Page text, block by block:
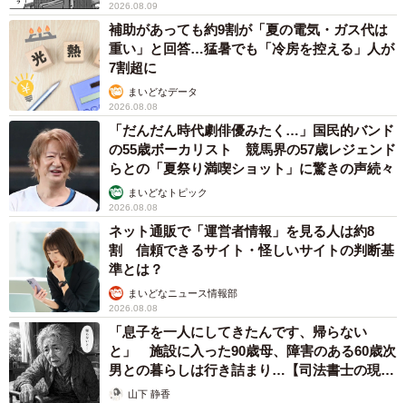
2026.08.09
補助があっても約9割が「夏の電気・ガス代は
重い」と回答…猛暑でも「冷房を控える」人が
7割超に
まいどなデータ
2026.08.08
「だんだん時代劇俳優みたく…」国民的バンド
の55歳ボーカリスト 競馬界の57歳レジェンド
らとの「夏祭り満喫ショット」に驚きの声続々
まいどなトピック
2026.08.08
ネット通販で「運営者情報」を見る人は約8
割 信頼できるサイト・怪しいサイトの判断基
準とは？
まいどなニュース情報部
2026.08.08
「息子を一人にしてきたんです、帰らない
と」 施設に入った90歳母、障害のある60歳次
男との暮らしは行き詰まり…【司法書士の現場
から】山下 静香